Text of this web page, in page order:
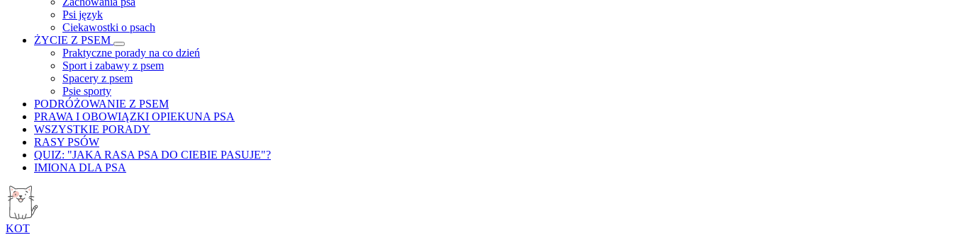
Psi język
Ciekawostki o psach
ŻYCIE Z PSEM
Praktyczne porady na co dzień
Sport i zabawy z psem
Spacery z psem
Psie sporty
PODRÓŻOWANIE Z PSEM
PRAWA I OBOWIĄZKI OPIEKUNA PSA
WSZYSTKIE PORADY
RASY PSÓW
QUIZ: "JAKA RASA PSA DO CIEBIE PASUJE"?
IMIONA DLA PSA
KOT